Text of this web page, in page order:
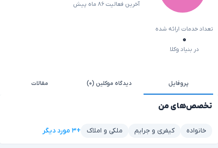
آخرین فعالیت ۸۶ ماه پیش
تعداد خدمات ارائه شده
۰
در بنیاد وکلا
پروفایل دیدگاه موکلین (۰) مقالات
تخصص‌های من
خانواده کیفری و جرایم ملکی و املاک +۳ مورد دیگر